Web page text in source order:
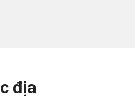
địa